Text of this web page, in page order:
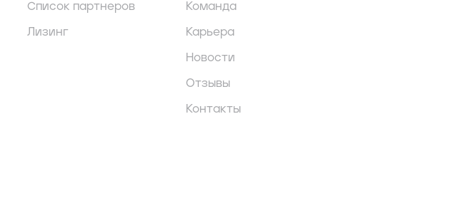
Список партнеров
Лизинг
Команда
Карьера
Новости
Отзывы
Контакты